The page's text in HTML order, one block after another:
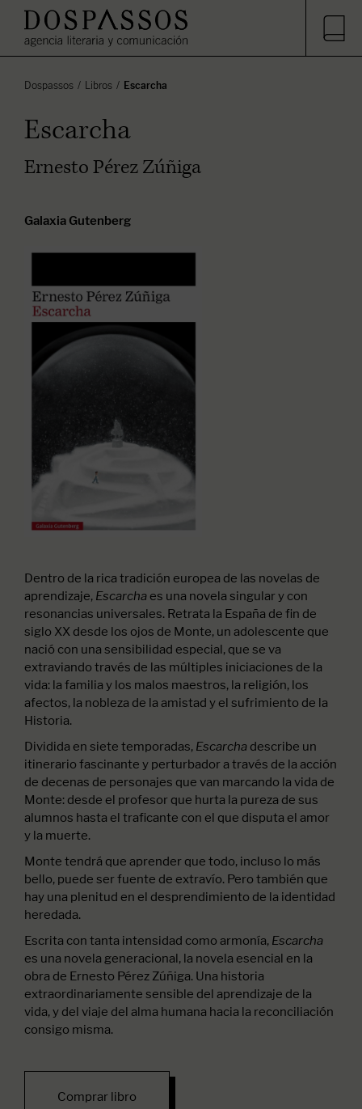
Escarcha
Libros
Dospassos
Escarcha
Ernesto Pérez Zúñiga
Galaxia Gutenberg
Dentro de la rica tradición europea de las novelas de
aprendizaje, Escarcha es una novela singular y con
resonancias universales. Retrata la España de fin de
siglo XX desde los ojos de Monte, un adolescente que
nació con una sensibilidad especial, que se va
extraviando través de las múltiples iniciaciones de la
vida: la familia y los malos maestros, la religión, los
afectos, la nobleza de la amistad y el sufrimiento de la
Historia.
Dividida en siete temporadas, Escarcha describe un
itinerario fascinante y perturbador a través de la acción
de decenas de personajes que van marcando la vida de
Monte: desde el profesor que hurta la pureza de sus
alumnos hasta el traficante con el que disputa el amor
y la muerte.
Monte tendrá que aprender que todo, incluso lo más
bello, puede ser fuente de extravío. Pero también que
hay una plenitud en el desprendimiento de la identidad
heredada.
Escrita con tanta intensidad como armonía, Escarcha
es una novela generacional, la novela esencial en la
obra de Ernesto Pérez Zúñiga. Una historia
extraordinariamente sensible del aprendizaje de la
vida, y del viaje del alma humana hacia la reconciliación
consigo misma.
Comprar libro